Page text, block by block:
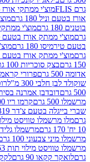
ממתקי אורז ממולאים בטעם
גרם
מוצ'י ממתקי
אורז בטעם פנקייק עם מייפל
גרם
אורז בטעם תה מאצ'ה וחלב
סוכריות 100 גרם
ממרח
פרורי קראמבל 400 גרם
300 מ"ל
רוטב נוצ'יטלו חלבי
אמרנה בסירופ 300 גרם
קרמו ריו 500 גרם
קרם
צ'דר 319 גרם
טוויסט מילוי תפוז 63 גרם
מרשמלו גלידה 100 גרם
100 גרם
מלו פלוס
מילוי תות 63 גרם
שוקולד
90 גרם
לקקן פיןפופ 10 יח' 170 גרם